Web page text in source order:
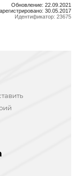
Обновление: 22.09.2021
30.05.2017
Идентификатор: 23675